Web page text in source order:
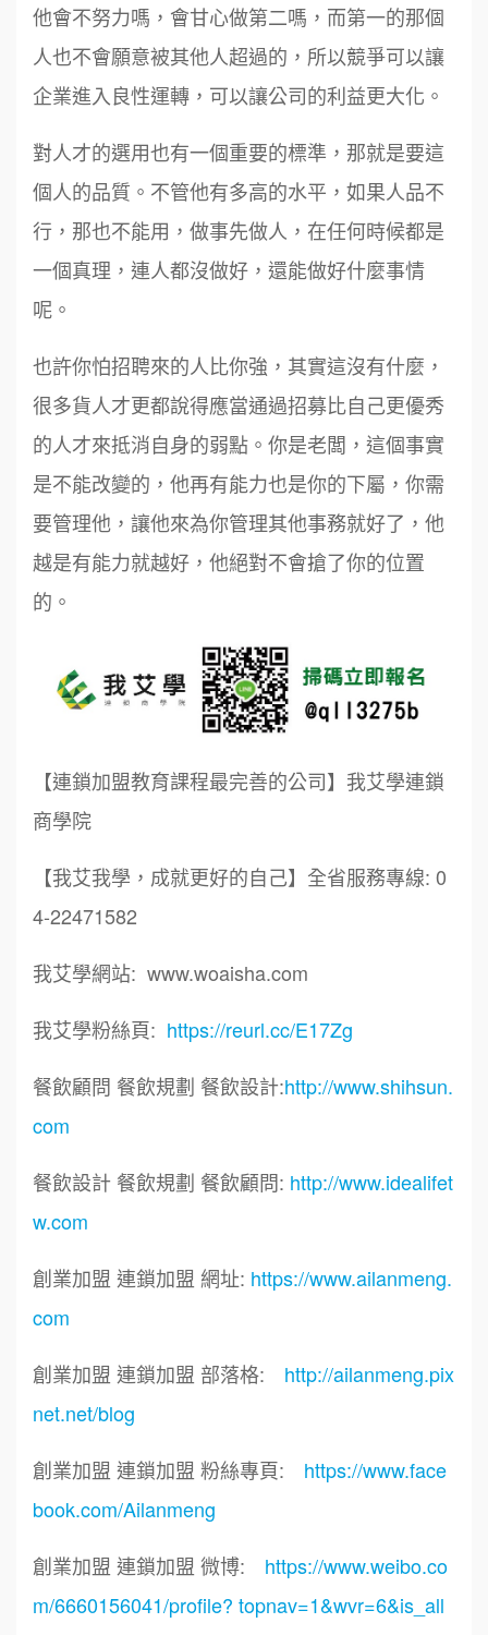
他會不努力嗎，會甘心做第二嗎，而第一的那個
人也不會願意被其他人超過的，所以競爭可以讓
企業進入良性運轉，可以讓公司的利益更大化。
對人才的選用也有一個重要的標準，那就是要這
個人的品質。不管他有多高的水平，如果人品不
行，那也不能用，做事先做人，在任何時候都是
一個真理，連人都沒做好，還能做好什麼事情
呢。
也許你怕招聘來的人比你強，其實這沒有什麼，
很多貨人才更都說得應當通過招募比自己更優秀
的人才來抵消自身的弱點。你是老闆，這個事實
是不能改變的，他再有能力也是你的下屬，你需
要管理他，讓他來為你管理其他事務就好了，他
越是有能力就越好，他絕對不會搶了你的位置
的。
【連鎖加盟教育課程最完善的公司】我艾學連鎖
商學院
【我艾我學，成就更好的自己】全省服務專線: 0
4-22471582
我艾學網站: www.woaisha.com
我艾學粉絲頁: https://reurl.cc/E17Zg
餐飲顧問 餐飲規劃 餐飲設計:http://www.shihsun.
com
餐飲設計 餐飲規劃 餐飲顧問: http://www.idealifet
w.com
創業加盟 連鎖加盟 網址: https://www.ailanmeng.
com
創業加盟 連鎖加盟 部落格: http://ailanmeng.pix
net.net/blog
創業加盟 連鎖加盟 粉絲專頁: https://www.face
book.com/Ailanmeng
創業加盟 連鎖加盟 微博: https://www.weibo.co
m/6660156041/profile? topnav=1&wvr=6&is_all